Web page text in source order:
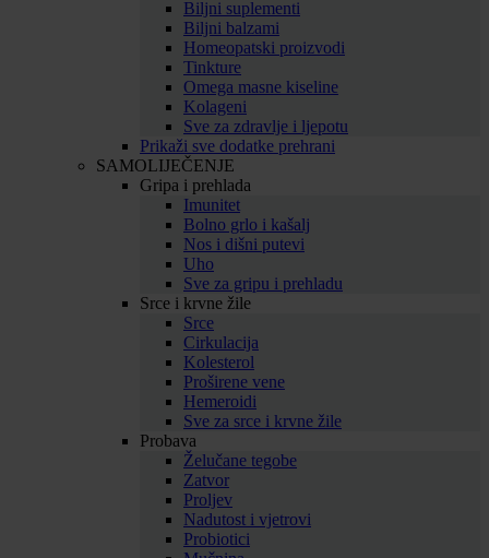
Biljni suplementi
Biljni balzami
Homeopatski proizvodi
Tinkture
Omega masne kiseline
Kolageni
Sve za zdravlje i ljepotu
Prikaži sve dodatke prehrani
SAMOLIJEČENJE
Gripa i prehlada
Imunitet
Bolno grlo i kašalj
Nos i dišni putevi
Uho
Sve za gripu i prehladu
Srce i krvne žile
Srce
Cirkulacija
Kolesterol
Proširene vene
Hemeroidi
Sve za srce i krvne žile
Probava
Želučane tegobe
Zatvor
Proljev
Nadutost i vjetrovi
Probiotici